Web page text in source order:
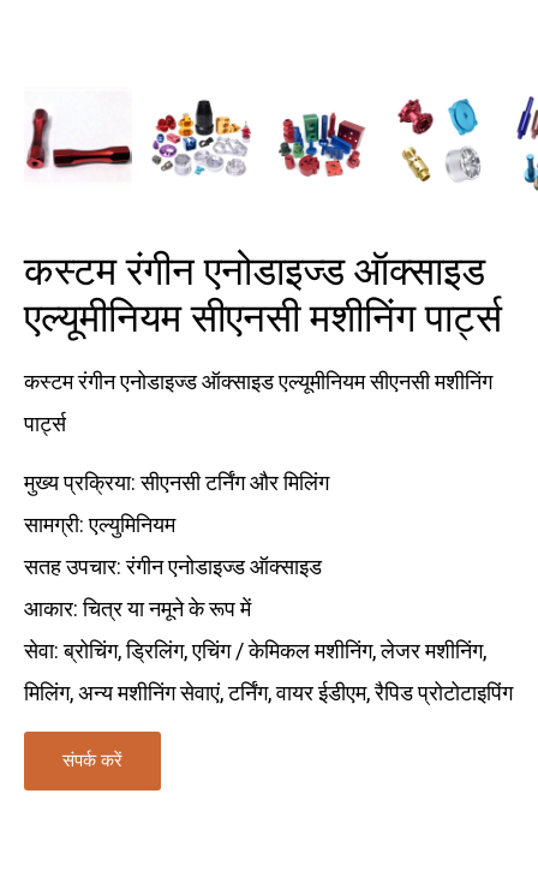
कस्टम रंगीन एनोडाइज्ड ऑक्साइड
एल्यूमीनियम सीएनसी मशीनिंग पार्ट्स
कस्टम रंगीन एनोडाइज्ड ऑक्साइड एल्यूमीनियम सीएनसी मशीनिंग
पार्ट्स
मुख्य प्रक्रिया: सीएनसी टर्निंग और मिलिंग
सामग्री: एल्युमिनियम
सतह उपचार: रंगीन एनोडाइज्ड ऑक्साइड
आकार: चित्र या नमूने के रूप में
सेवा: ब्रोचिंग, ड्रिलिंग, एचिंग / केमिकल मशीनिंग, लेजर मशीनिंग,
मिलिंग, अन्य मशीनिंग सेवाएं, टर्निंग, वायर ईडीएम, रैपिड प्रोटोटाइपिंग
संपर्क करें